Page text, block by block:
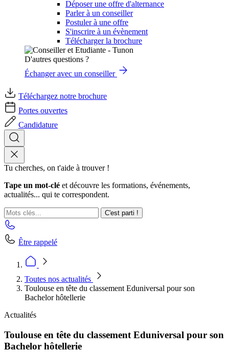
Déposer une offre d'alternance
Parler à un conseiller
Postuler à une offre
S'inscrire à un évènement
Télécharger la brochure
D'autres questions ?
Échanger avec un conseiller
Téléchargez notre brochure
Portes ouvertes
Candidature
Tu cherches, on t'aide à trouver !
Tape un mot-clé et découvre les formations, événements,
actualités... qui te correspondent.
C'est parti !
Être rappelé
Toutes nos actualités
Toulouse en tête du classement Eduniversal pour son
Bachelor hôtellerie
Actualités
Toulouse en tête du classement Eduniversal pour son
Bachelor hôtellerie